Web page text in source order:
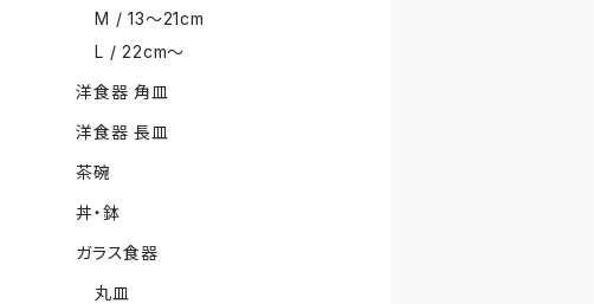
M / 13〜21cm
L / 22cm〜
洋食器 角皿
洋食器 長皿
茶碗
丼・鉢
ガラス食器
丸皿